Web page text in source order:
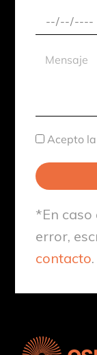
Fecha
aproximada
Mensaje
Aceptación
Acepto
*En caso
error,
contacto.